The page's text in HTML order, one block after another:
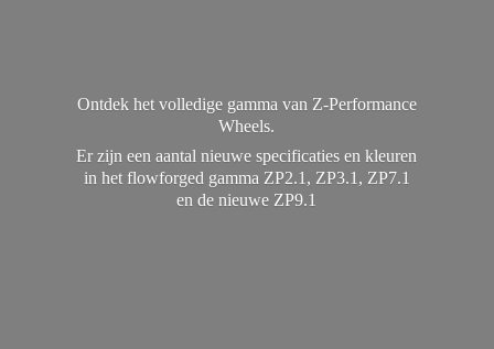
Ontdek het volledige gamma van Z-Performance
Wheels.
Er zijn een aantal nieuwe specificaties en kleuren
in het flowforged gamma ZP2.1, ZP3.1, ZP7.1
en denieuwe ZP9.1